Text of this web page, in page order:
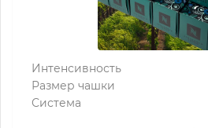
Интенсивность
Размер чашки
Система